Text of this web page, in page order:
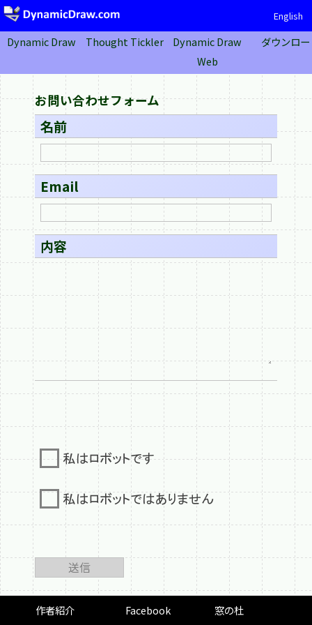
English
Dynamic Draw Thought Tickler
Dynamic Draw
Web
ダウンロ
お問い合わせフォーム
名前
Email
内容
送信
作者紹介 Facebook 窓の杜